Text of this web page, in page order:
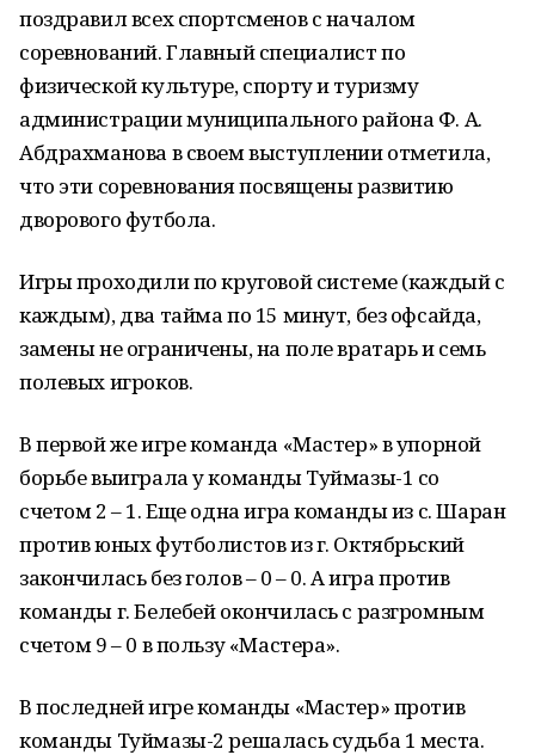
поздравил всех спортсменов с началом
соревнований. Главный специалист по
физической культуре, спорту и туризму
администрации муниципального района Ф. А.
Абдрахманова в своем выступлении отметила,
что эти соревнования посвящены развитию
дворового футбола.
Игры проходили по круговой системе (каждый с
каждым), два тайма по 15 минут, без офсайда,
замены не ограничены, на поле вратарь и семь
полевых игроков.
В первой же игре команда «Мастер» в упорной
борьбе выиграла у команды Туймазы-1 со
счетом 2 – 1. Еще одна игра команды из с. Шаран
против юных футболистов из г. Октябрьский
закончилась без голов – 0 – 0. А игра против
команды г. Белебей окончилась с разгромным
счетом 9 – 0 в пользу «Мастера».
В последней игре команды «Мастер» против
команды Туймазы-2 решалась судьба 1 места.